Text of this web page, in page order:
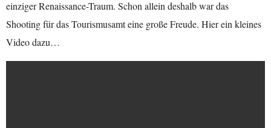
einziger Renaissance-Traum. Schon allein deshalb war das
Shooting für das Tourismusamt eine große Freude. Hier ein kleines
Video dazu…